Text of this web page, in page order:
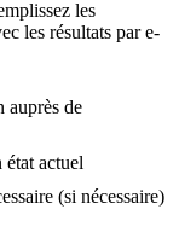
les
les résultats par e-
auprès de
état actuel
(si nécessaire)